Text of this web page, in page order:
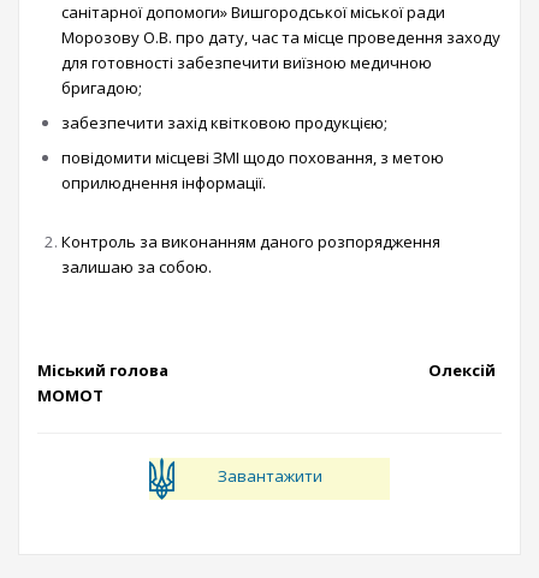
санітарної допомоги» Вишгородської міської ради
Морозову О.В. про дату, час та місце проведення заходу
для готовності забезпечити виїзною медичною
бригадою;
забезпечити захід квітковою продукцією;
повідомити місцеві ЗМІ щодо поховання, з метою
оприлюднення інформації.
Контроль за виконанням даного розпорядження
залишаю за собою.
Міський голова Олексій
МОМОТ
Завантажити